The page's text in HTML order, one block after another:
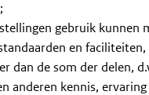
gebruik kunnen
en faciliteiten,
dan de som der delen,
anderen kennis,